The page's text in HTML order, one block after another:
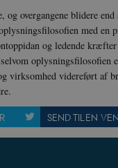
overgangene blidere end
med
og ledende
oplysningsfilosofien
virksomhed videreført af
SEND TIL EN VEN
XSRF-TOKEN
__cf_bm
Navn
Navn
VISITOR_INFO1_LIVE
Navn
cf_clearance
Navn
_cfuvid